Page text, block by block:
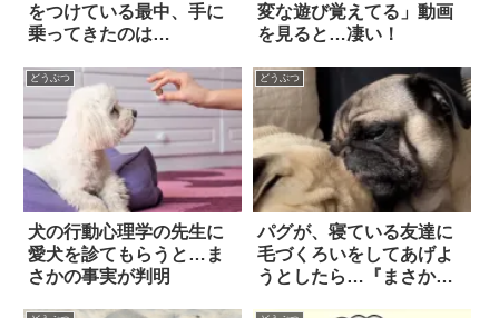
をつけている最中、手に
乗ってきたのは…
変な遊び覚えてる」動画
を見ると…凄い！
どうぶつ
犬の行動心理学の先生に
愛犬を診てもらうと…ま
さかの事実が判明
どうぶつ
パグが、寝ている友達に
毛づくろいをしてあげよ
うとしたら…『まさかの